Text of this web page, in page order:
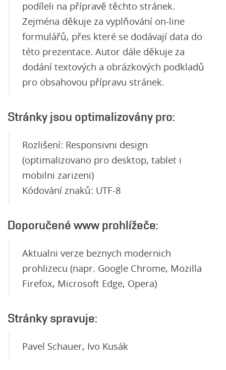
podíleli na přípravě těchto stránek.
Zejména děkuje za vyplňování on-line
formulářů, přes které se dodávají data do
této prezentace. Autor dále děkuje za
dodání textových a obrázkových podkladů
pro obsahovou přípravu stránek.
Stránky jsou optimalizovány pro:
Rozlišení: Responsivni design
(optimalizovano pro desktop, tablet i
mobilni zarizeni)
Kódování znaků: UTF-8
Doporučené www prohlížeče:
Aktualni verze beznych modernich
prohlizecu (napr. Google Chrome, Mozilla
Firefox, Microsoft Edge, Opera)
Stránky spravuje:
Pavel Schauer, Ivo Kusák